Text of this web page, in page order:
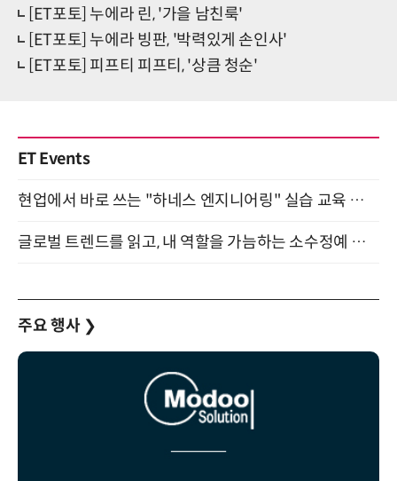
[ET포토] 누에라 린, '가을 남친룩'
[ET포토] 누에라 빙판, '박력있게 손인사'
[ET포토] 피프티 피프티, '상큼 청순'
ET Events
현업에서 바로 쓰는 "하네스 엔지니어링" 실습 교육 워크숍 8월 20일 개최
글로벌 트렌드를 읽고, 내 역할을 가늠하는 소수정예 실습 워크숍 (8/28)
주요 행사 ❯